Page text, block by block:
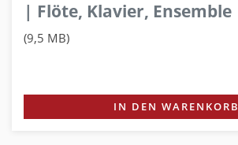
| Flöte, Klavier, Ensemble
(9,5 MB)
IN DEN WARENKORB